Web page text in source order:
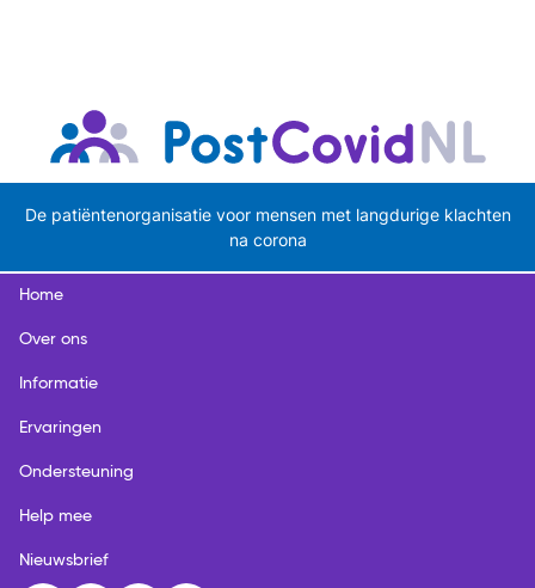
De patiëntenorganisatie voor mensen met langdurige klachten
na corona
Home
Over ons
Informatie
Ervaringen
Ondersteuning
Help mee
Nieuwsbrief